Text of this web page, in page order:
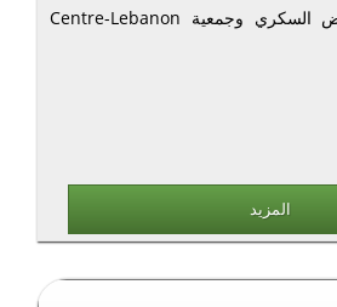
والتجمع الوطني لمرض السكري وجمعية Centre-Lebanon
المزيد